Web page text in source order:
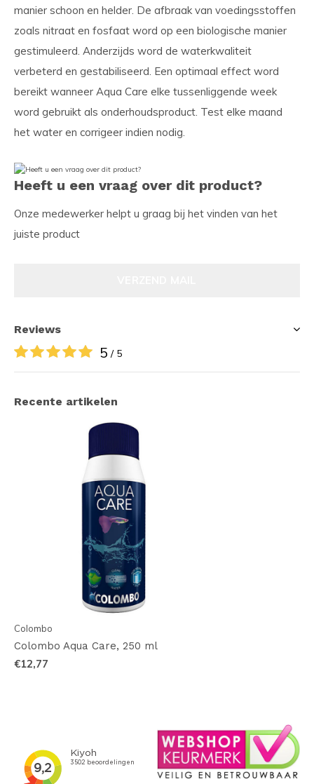
manier schoon en helder. De afbraak van voedingsstoffen
zoals nitraat en fosfaat word op een biologische manier
gestimuleerd. Anderzijds word de waterkwaliteit
verbeterd en gestabiliseerd. Een optimaal effect word
bereikt wanneer Aqua Care elke tussenliggende week
word gebruikt als onderhoudsproduct. Test elke maand
het water en corrigeer indien nodig.
Heeft u een vraag over dit product?
Onze medewerker helpt u graag bij het vinden van het
juiste product
Reviews
5 / 5
Recente artikelen
Colombo
Colombo Aqua Care, 250 ml
€12,77